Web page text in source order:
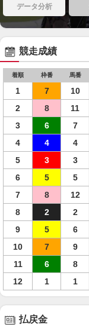
データ分析
競走成績
着順 枠番 馬番
1 7 10
2
8 11
3
6 7
4
4 4
5
3 3
6
5 5
7
8 12
8
2 2
9
5 6
10
7 9
11
6 8
12
1 1
払戻金